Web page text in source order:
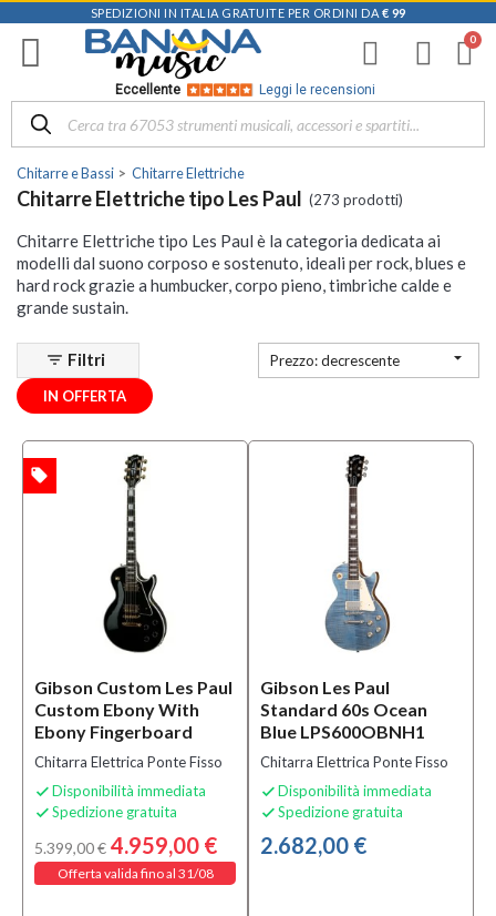
SPEDIZIONI IN ITALIA GRATUITE PER ORDINI DA € 99
Eccellente Leggi le recensioni
Chitarre e Bassi Chitarre Elettriche
Chitarre Elettriche tipo Les Paul (273 prodotti)
Chitarre Elettriche tipo Les Paul è la categoria dedicata ai
modelli dal suono corposo e sostenuto, ideali per rock, blues e
hard rock grazie a humbucker, corpo pieno, timbriche calde e
grande sustain.
Filtra
i
risultati
Disponibile
in
Negozio
Music |
Vicenza
(7)
Mezzanota
| Altavilla
Vicentina
(10)
Mezzanota
del Grappa
(3)
D'Angelico
New York
(13)
MOSTRA
TUTTI
Tipologia
Chitarra
IN OFFERTA
filter_list Filtri Prezzo: decrescente 
Gibson Custom Les Paul
Custom Ebony With
Ebony Fingerboard
Chitarra Elettrica Ponte Fisso
 Disponibilità immediata
 Spedizione gratuita
5.399,00 € 4.959,00 €
Offerta valida fino al 31/08
local_offer
Gibson Les Paul
Standard 60s Ocean
Blue LPS600OBNH1
Chitarra Elettrica Ponte Fisso
 Disponibilità immediata
 Spedizione gratuita
2.682,00 €